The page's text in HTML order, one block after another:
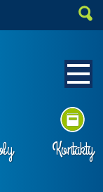
Kontakty